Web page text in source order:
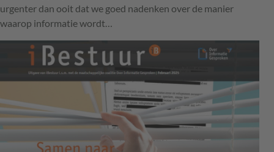
urgenter dan ooit dat we goed nadenken over de manier
waarop informatie wordt…